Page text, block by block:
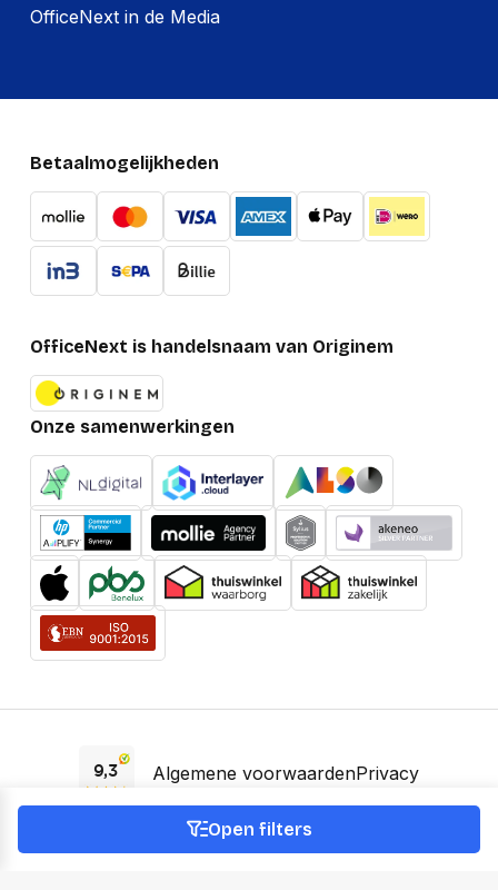
Open filters
OfficeNext in de Media
Betaalmogelijkheden
OfficeNext is handelsnaam van Originem
Onze samenwerkingen
Algemene voorwaardenPrivacy
EAA Verklaring
© 2026 OfficeNext -KVK 66895588 -